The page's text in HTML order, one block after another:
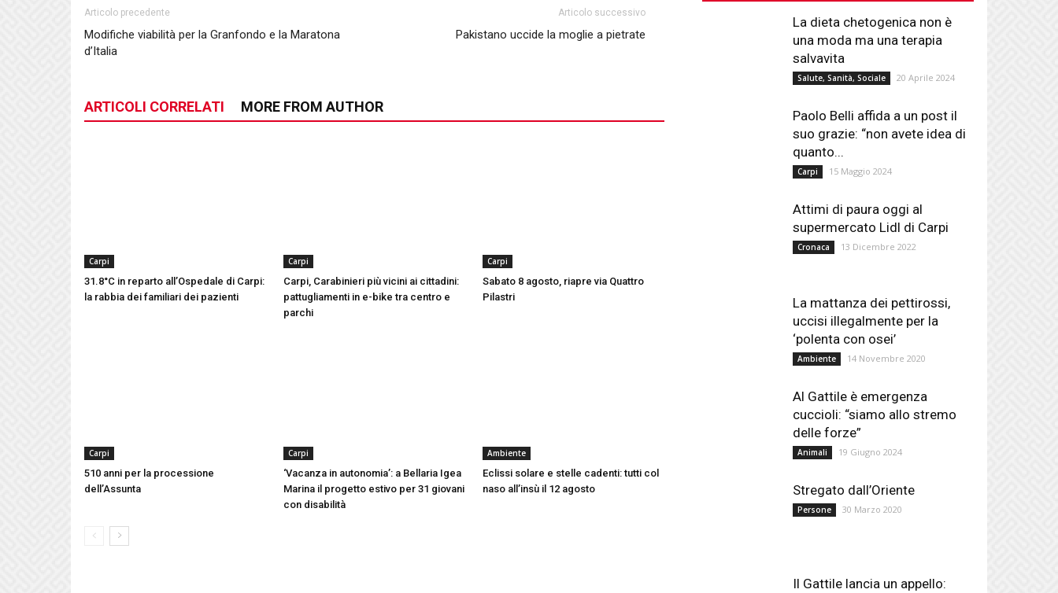
Articolo precedente
Modifiche viabilità per la Granfondo e la Maratona
d’Italia
Articolo successivo
Pakistano uccide la moglie a pietrate
ARTICOLI CORRELATI MORE FROM AUTHOR
Carpi
31.8°C in reparto all’Ospedale di Carpi:
la rabbia dei familiari dei pazienti
Carpi
Carpi, Carabinieri più vicini ai cittadini:
pattugliamenti in e-bike tra centro e
parchi
Carpi
Sabato 8 agosto, riapre via Quattro
Pilastri
Carpi
510 anni per la processione
dell’Assunta
Carpi
‘Vacanza in autonomia’: a Bellaria Igea
Marina il progetto estivo per 31 giovani
con disabilità
Ambiente
Eclissi solare e stelle cadenti: tutti col
naso all’insù il 12 agosto
La dieta chetogenica non è
una moda ma una terapia
salvavita
Salute, Sanità, Sociale 20 Aprile 2024
Paolo Belli affida a un post il
suo grazie: “non avete idea di
quanto...
Carpi 15 Maggio 2024
Attimi di paura oggi al
supermercato Lidl di Carpi
Cronaca 13 Dicembre 2022
La mattanza dei pettirossi,
uccisi illegalmente per la
‘polenta con osei’
Ambiente 14 Novembre 2020
Al Gattile è emergenza
cuccioli: “siamo allo stremo
delle forze”
Animali 19 Giugno 2024
Stregato dall’Oriente
Persone 30 Marzo 2020
Il Gattile lancia un appello: